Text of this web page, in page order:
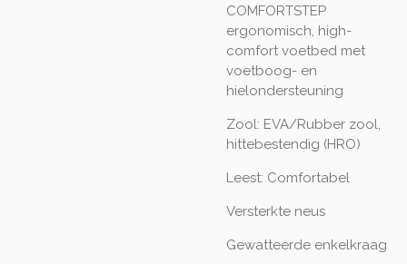
COMFORTSTEP
ergonomisch, high-
comfort voetbed met
voetboog- en
hielondersteuning
Zool: EVA/Rubber zool,
hittebestendig (HRO)
Leest: Comfortabel
Versterkte neus
Gewatteerde enkelkraag